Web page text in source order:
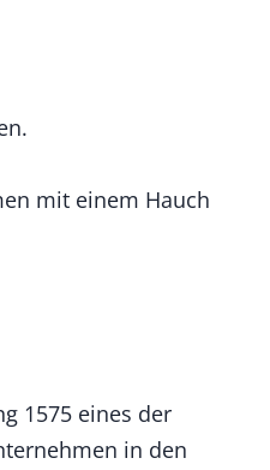
mit einem Hauch
1575 eines der
in den